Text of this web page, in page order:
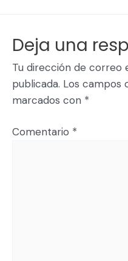
Deja una
Tu dirección de correo
publicada. Los campos
marcados con *
Comentario *